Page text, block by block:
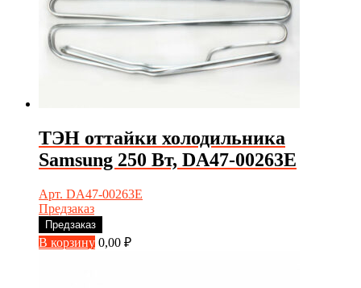
ТЭН оттайки холодильника
Samsung 250 Вт, DA47-00263E
Арт. DA47-00263E
Предзаказ
Предзаказ
В корзину 0,00 ₽